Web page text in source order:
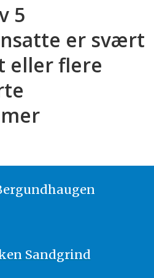
5
er svært
eller flere
Sandgrind